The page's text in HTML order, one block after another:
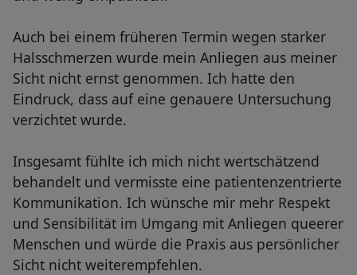
Auch bei einem früheren Termin wegen starker
Halsschmerzen wurde mein Anliegen aus meiner
Sicht nicht ernst genommen. Ich hatte den
Eindruck, dass auf eine genauere Untersuchung
verzichtet wurde.
Insgesamt fühlte ich mich nicht wertschätzend
behandelt und vermisste eine patientenzentrierte
Kommunikation. Ich wünsche mir mehr Respekt
und Sensibilität im Umgang mit Anliegen queerer
Menschen und würde die Praxis aus persönlicher
Sicht nicht weiterempfehlen.